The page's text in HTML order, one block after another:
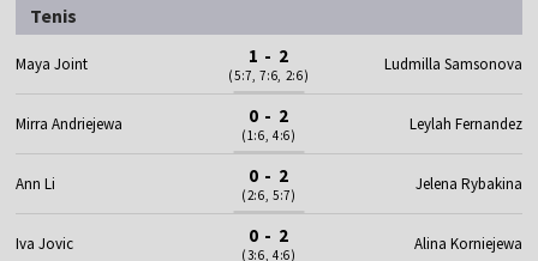
Tenis
Maya Joint 1 - 2
(5:7, 7:6, 2:6)
Ludmilla Samsonova
Mirra Andriejewa 0 - 2
(1:6, 4:6)
Leylah Fernandez
Ann Li 0 - 2
(2:6, 5:7)
Jelena Rybakina
Iva Jovic 0 - 2
(3:6, 4:6)
Alina Korniejewa